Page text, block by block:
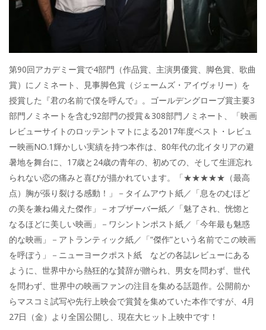
第90回アカデミー賞で4部門（作品賞、主演男優賞、脚色賞、歌曲
賞）にノミネート、見事脚色賞（ジェームズ・アイヴォリー）を
授賞した『君の名前で僕を呼んで』。ゴールデングローブ賞主要3
部門ノミネートを含む92部門の授賞＆308部門ノミネート、「映画
レビューサイトのロッテントマトによる2017年度ベスト・レビュ
ー映画NO.1輝かしい実績を持つ本作は、80年代の北イタリアの避
暑地を舞台に、17歳と24歳の青年の、初めての、そして生涯忘れ
られない恋の痛みと喜びが描かれています。「★★★★★（最高
点）胸が張り裂ける感動！」－タイムアウト紙／「息をのむほど
の美を兼ね備えた傑作」－オブザーバー紙／「魅了され、恍惚と
なるほどに美しい映画」－ワシントンポスト紙／「今年最も魅惑
的な映画」－アトランティック紙／「“傑作”という名前でこの映画
を呼ぼう」－ニューヨークポスト紙 などの各誌レビューにある
ように、世界中から熱狂的な賛辞が贈られ、男女を問わず、世代
を問わず、世界中の映画ファンの注目を集める話題作。公開前か
らマスコミ試写や先行上映会で賞賛を集めていた本作ですが、4月
27日（金）より全国公開し、現在大ヒット上映中です！